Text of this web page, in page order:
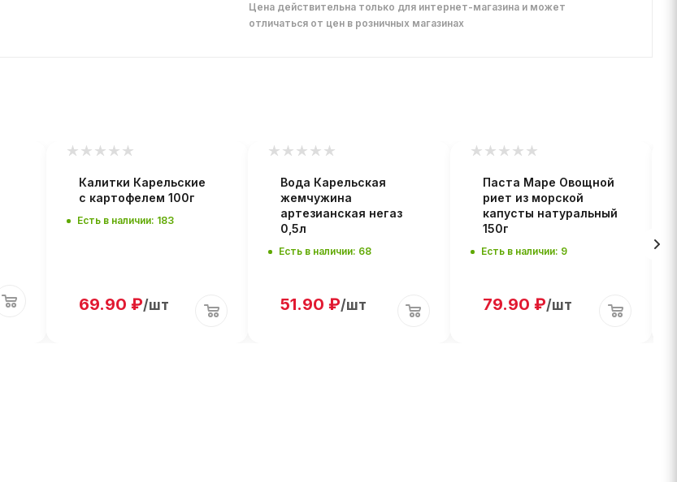
Цена действительна только для интернет-магазина и может
отличаться от цен в розничных магазинах
Калитки Карельские
с картофелем 100г
Есть в наличии: 183
69.90 ₽/шт
Вода Карельская
жемчужина
артезианская негаз
0,5л
Есть в наличии: 68
51.90 ₽/шт
Паста Маре Овощной
риет из морской
капусты натуральный
150г
Есть в наличии: 9
79.90 ₽/шт